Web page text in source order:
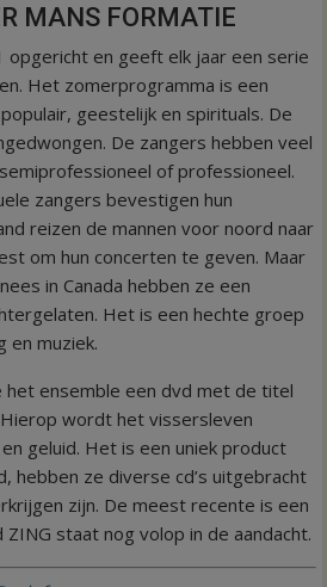
MANS FORMATIE
opgericht en geeft elk jaar een serie
Het zomerprogramma is een
geestelijk en spirituals. De
De zangers hebben veel
of professioneel.
zangers bevestigen hun
reizen de mannen voor noord naar
om hun concerten te geven. Maar
in Canada hebben ze een
Het is een hechte groep
en muziek.
het ensemble een dvd met de titel
Hierop wordt het vissersleven
geluid. Het is een uniek product
hebben ze diverse cd’s uitgebracht
zijn. De meest recente is een
ZING staat nog volop in de aandacht.